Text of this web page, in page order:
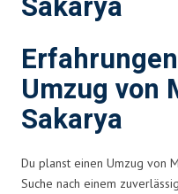
Umzug von
Sakarya
Du planst einen Umzug von
Suche nach einem